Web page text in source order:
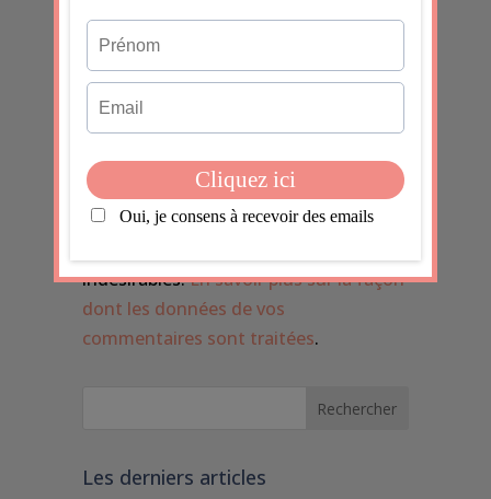
commentaire
indésirables.En savoir plus sur la façon
dont les données de vos
commentaires sont traitées.
Les derniers articles